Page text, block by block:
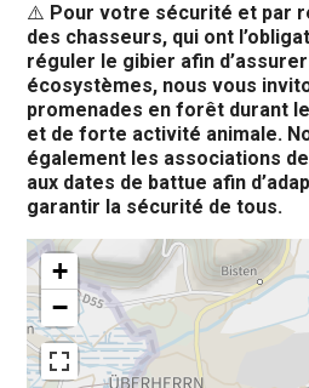
⚠️ Pour votre sécurité et par
des chasseurs, qui ont
réguler le gibier afin d’assurer
écosystèmes, nous vous
promenades en forêt durant
et de forte activité animale.
également les associations
aux dates de battue afin
garantir la sécurité de tous.
+
−